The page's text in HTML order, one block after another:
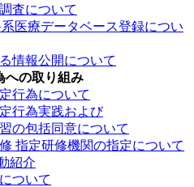
査について
医療データベース登録につい
情報公開について
への取り組み
行為について
行為実践および
の包括同意について
指定研修機関の指定について
紹介
ついて